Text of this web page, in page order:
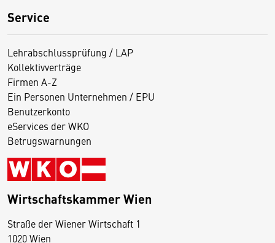
Service
Lehrabschlussprüfung / LAP
Kollektivverträge
Firmen A-Z
Ein Personen Unternehmen / EPU
Benutzerkonto
eServices der WKO
Betrugswarnungen
Wirtschaftskammer Wien
Straße der Wiener Wirtschaft 1
1020 Wien